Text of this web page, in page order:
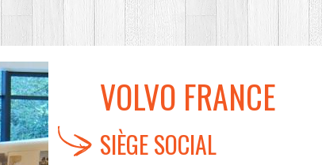
VOLVO FRANCE
SIÈGE SOCIAL